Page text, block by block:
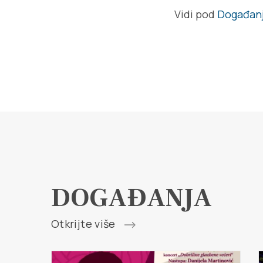
Vidi pod
DOGAĐANJA
Otkrijte više